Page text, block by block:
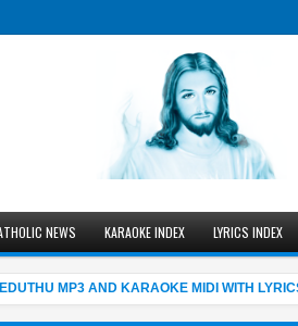
NEWS KARAOKE INDEX LYRICS INDEX
MP3 AND KARAOKE MIDI WITH LYRICS